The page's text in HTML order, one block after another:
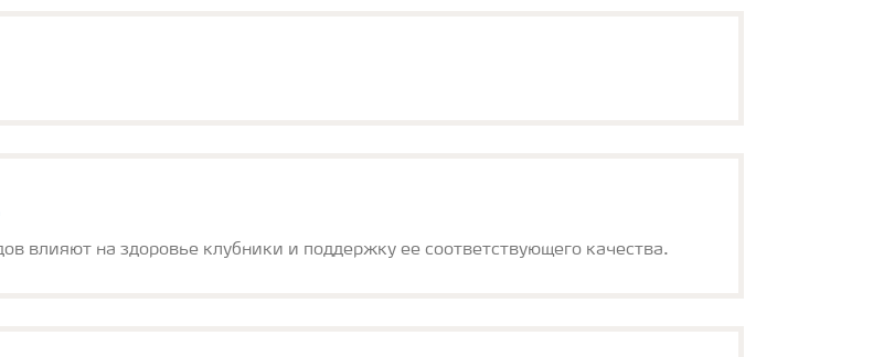
влияют на здоровье клубники и поддержку ее соответствующего качества.